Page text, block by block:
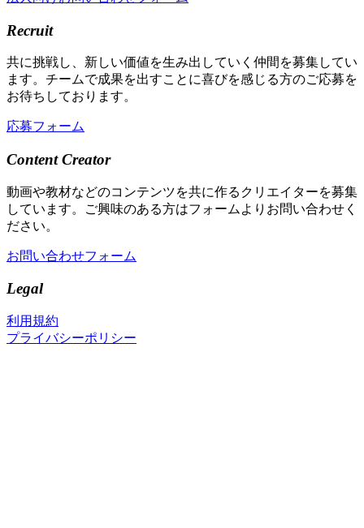
Recruit
共に挑戦し、新しい価値を生み出していく仲間を募集してい
ます。チームで成果を出すことに喜びを感じる方のご応募を
お待ちしております。
応募フォーム
Content Creator
動画や教材などのコンテンツを共に作るクリエイターを募集
しています。ご興味のある方はフォームよりお問い合わせく
ださい。
お問い合わせフォーム
Legal
利用規約
プライバシーポリシー